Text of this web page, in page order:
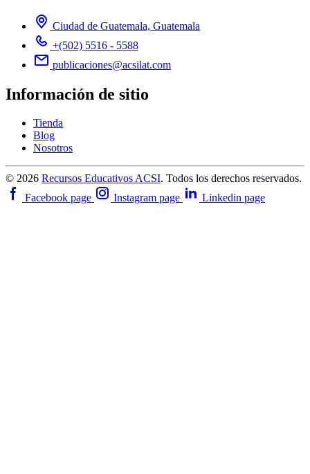
Ciudad de Guatemala, Guatemala
+(502) 5516 - 5588
publicaciones@acsilat.com
Información de sitio
Tienda
Blog
Nosotros
© 2026 Recursos Educativos ACSI. Todos los derechos reservados.
Facebook page
Instagram page Linkedin page